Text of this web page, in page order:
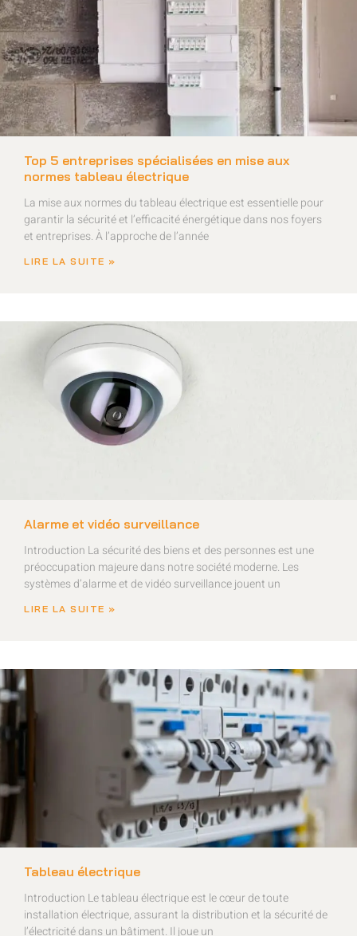
Top 5 entreprises spécialisées en mise aux
normes tableau électrique
La mise aux normes du tableau électrique est essentielle pour
garantir la sécurité et l’efficacité énergétique dans nos foyers
et entreprises. À l’approche de l’année
LIRE LA SUITE »
Alarme et vidéo surveillance
Introduction La sécurité des biens et des personnes est une
préoccupation majeure dans notre société moderne. Les
systèmes d’alarme et de vidéo surveillance jouent un
LIRE LA SUITE »
Tableau électrique
Introduction Le tableau électrique est le cœur de toute
installation électrique, assurant la distribution et la sécurité de
l’électricité dans un bâtiment. Il joue un